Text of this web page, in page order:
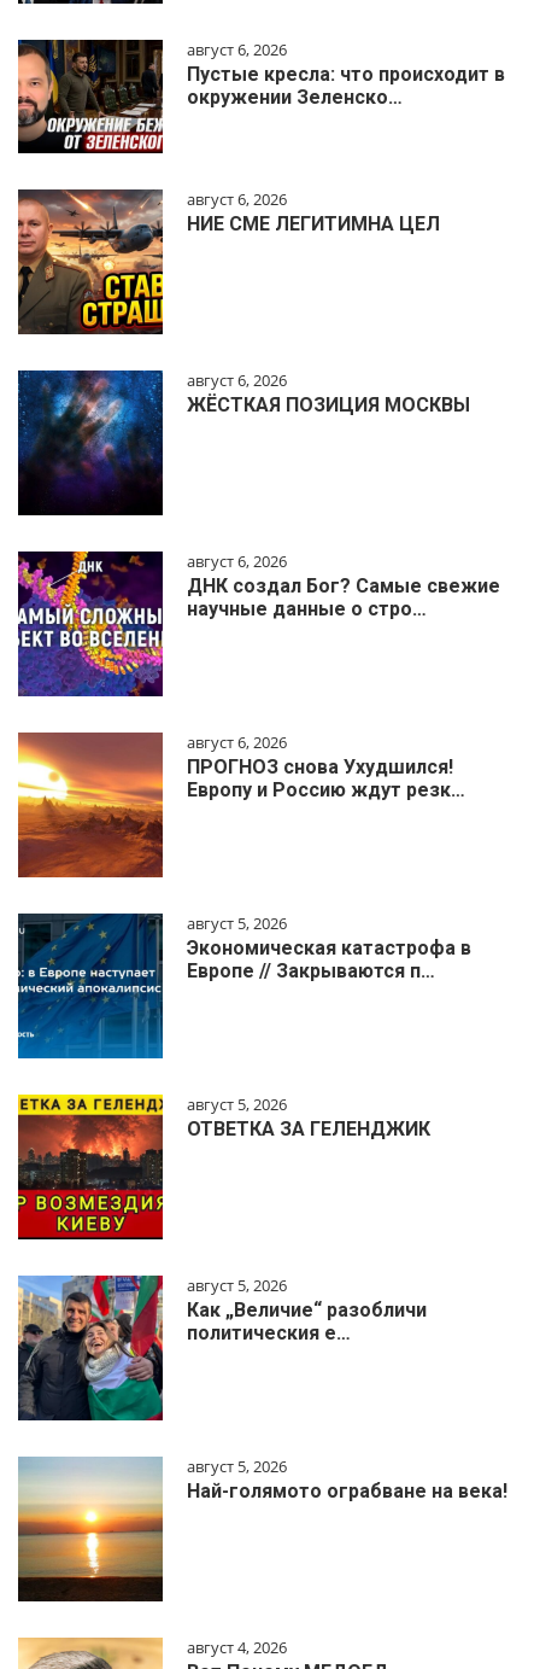
август 6, 2026
Пустые кресла: что происходит в
окружении Зеленско…
август 6, 2026
НИЕ СМЕ ЛЕГИТИМНА ЦЕЛ
август 6, 2026
ЖЁСТКАЯ ПОЗИЦИЯ МОСКВЫ
август 6, 2026
ДНК создал Бог? Самые свежие
научные данные о стро…
август 6, 2026
ПРОГНОЗ снова Ухудшился!
Европу и Россию ждут резк…
август 5, 2026
Экономическая катастрофа в
Европе // Закрываются п…
август 5, 2026
ОТВЕТКА ЗА ГЕЛЕНДЖИК
август 5, 2026
Как „Величие“ разобличи
политическия е…
август 5, 2026
Най-голямото ограбване на века!
август 4, 2026